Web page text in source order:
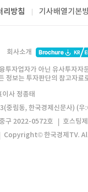
리방침 기사배열기본
한국경제신문 한국경제
한국경제TV앱
회사소개
투자업자가 아닌 유사투자
정보는 투자판단의 참고자
이사 정종태
중림동, 한국경제신문사) (
구 2022-0572호
호스팅
Copyright© 한국경제TV.